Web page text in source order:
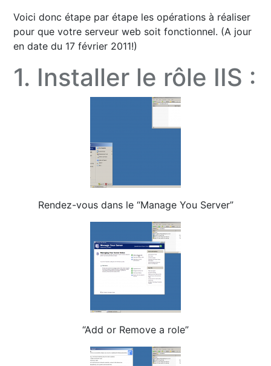
Voici donc étape par étape les opérations à réaliser
pour que votre serveur web soit fonctionnel. (A jour
en date du 17 février 2011!)
1. Installer le rôle IIS :
Rendez-vous dans le “Manage You Server”
“Add or Remove a role”